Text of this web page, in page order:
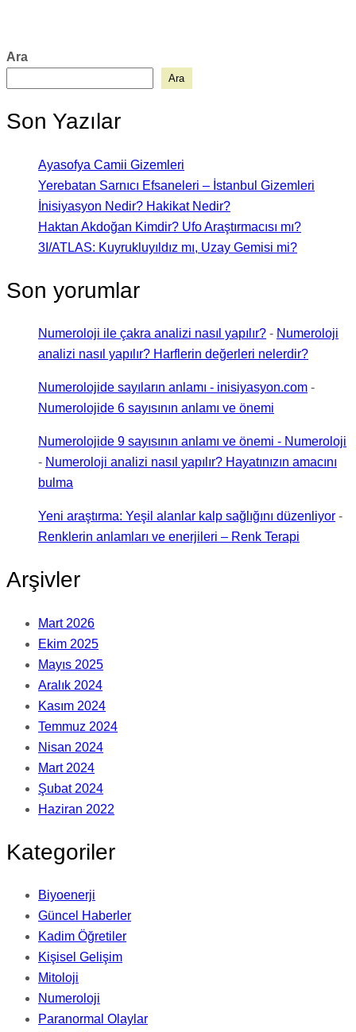
Ara
Ara
Son Yazılar
Ayasofya Camii Gizemleri
Yerebatan Sarnıcı Efsaneleri – İstanbul Gizemleri
İnisiyasyon Nedir? Hakikat Nedir?
Haktan Akdoğan Kimdir? Ufo Araştırmacısı mı?
3I/ATLAS: Kuyrukluyıldız mı, Uzay Gemisi mi?
Son yorumlar
Numeroloji ile çakra analizi nasıl yapılır? - Numeroloji
analizi nasıl yapılır? Harflerin değerleri nelerdir?
Numerolojide sayıların anlamı - inisiyasyon.com -
Numerolojide 6 sayısının anlamı ve önemi
Numerolojide 9 sayısının anlamı ve önemi - Numeroloji
- Numeroloji analizi nasıl yapılır? Hayatınızın amacını
bulma
Yeni araştırma: Yeşil alanlar kalp sağlığını düzenliyor -
Renklerin anlamları ve enerjileri – Renk Terapi
Arşivler
Mart 2026
Ekim 2025
Mayıs 2025
Aralık 2024
Kasım 2024
Temmuz 2024
Nisan 2024
Mart 2024
Şubat 2024
Haziran 2022
Kategoriler
Biyoenerji
Güncel Haberler
Kadim Öğretiler
Kişisel Gelişim
Mitoloji
Numeroloji
Paranormal Olaylar